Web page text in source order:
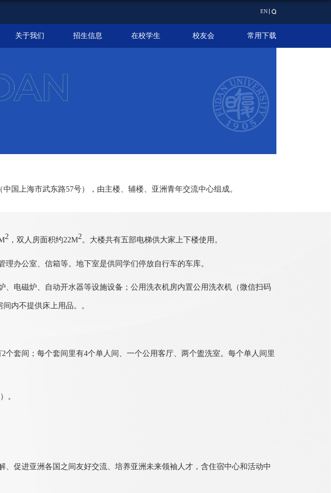
EN
关于我们 招生信息 在校学生 校友会 常用下载
中国上海市武东路57号），由主楼、辅楼、亚洲青年交流中心组成。
2 ，双人房面积约22M2。大楼共有五部电梯供大家上下楼使用。
办公室、信箱等。 地下室是供同学们停放自行车的车库。
、电磁炉、自动开水器等设施设备；公用洗衣机房内置公用洗衣机（微信扫码
内不提供床上用品。。
2个套间；每个套间里有4个单人间、一个公用客厅、两个盥洗室。每个单人间里
。
促进亚洲各国之间友好交流、培养亚洲未来领袖人才，含住宿中心和活动中